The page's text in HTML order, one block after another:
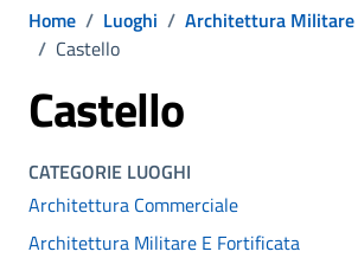
Home / Luoghi / Architettura
/ Castello
Castello
CATEGORIE LUOGHI
Architettura Commerciale
Architettura Militare E Fortificata